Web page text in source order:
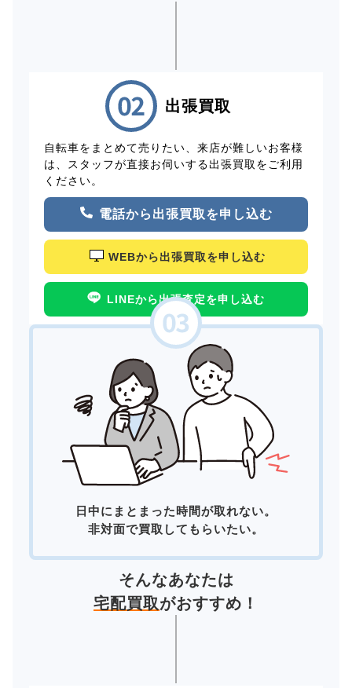
出張買取
自転車をまとめて売りたい、来店が難しいお客様
は、スタッフが直接お伺いする出張買取をご利用
ください。
電話から出張買取を申し込む
WEBから出張買取を申し込む
LINEから出張査定を申し込む
日中にまとまった時間が取れない。
非対面で買取してもらいたい。
そんなあなたは
宅配買取がおすすめ！